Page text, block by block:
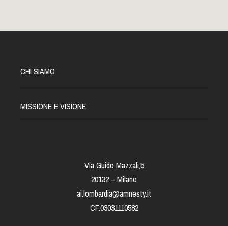
CHI SIAMO
MISSIONE E VISIONE
Via Guido Mazzali,5
20132 – Milano
ai.lombardia@amnesty.it
CF.03031110582